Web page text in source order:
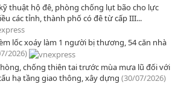
thuật hộ đê, phòng chống lụt bão cho lực
các tỉnh, thành phố có đê từ cấp III...
lốc xoáy làm 1 người bị thương, 54 căn nhà
2026)
chống thiên tai trước mùa mưa lũ đối với
hạ tầng giao thông, xây dựng (30/07/2026)